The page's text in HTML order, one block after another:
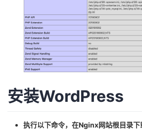
安装WordPress
执行以下命令，在Nginx网站根目录